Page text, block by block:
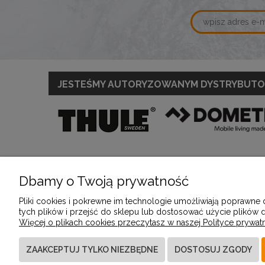
JESTEŚMY AUTORYZOWANYM
Zwroty i reklamacje
Regulamin
Twoje zamówienia
Ustawienia konta
Przechowalnia
Dbamy o Twoją prywatność
Pliki cookies i pokrewne im technologie umożliwiają
tych plików i przejść do sklepu lub dostosować użycie plików
Więcej o plikach cookies przeczytasz w naszej Polityce
ZAAKCEPTUJ TYLKO NIEZBĘDNE DOSTOSUJ ZGODY